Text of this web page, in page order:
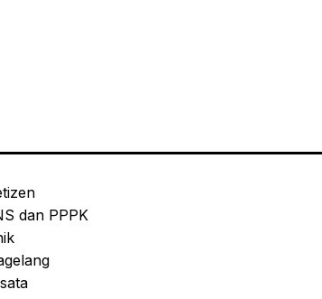
dan PPPK